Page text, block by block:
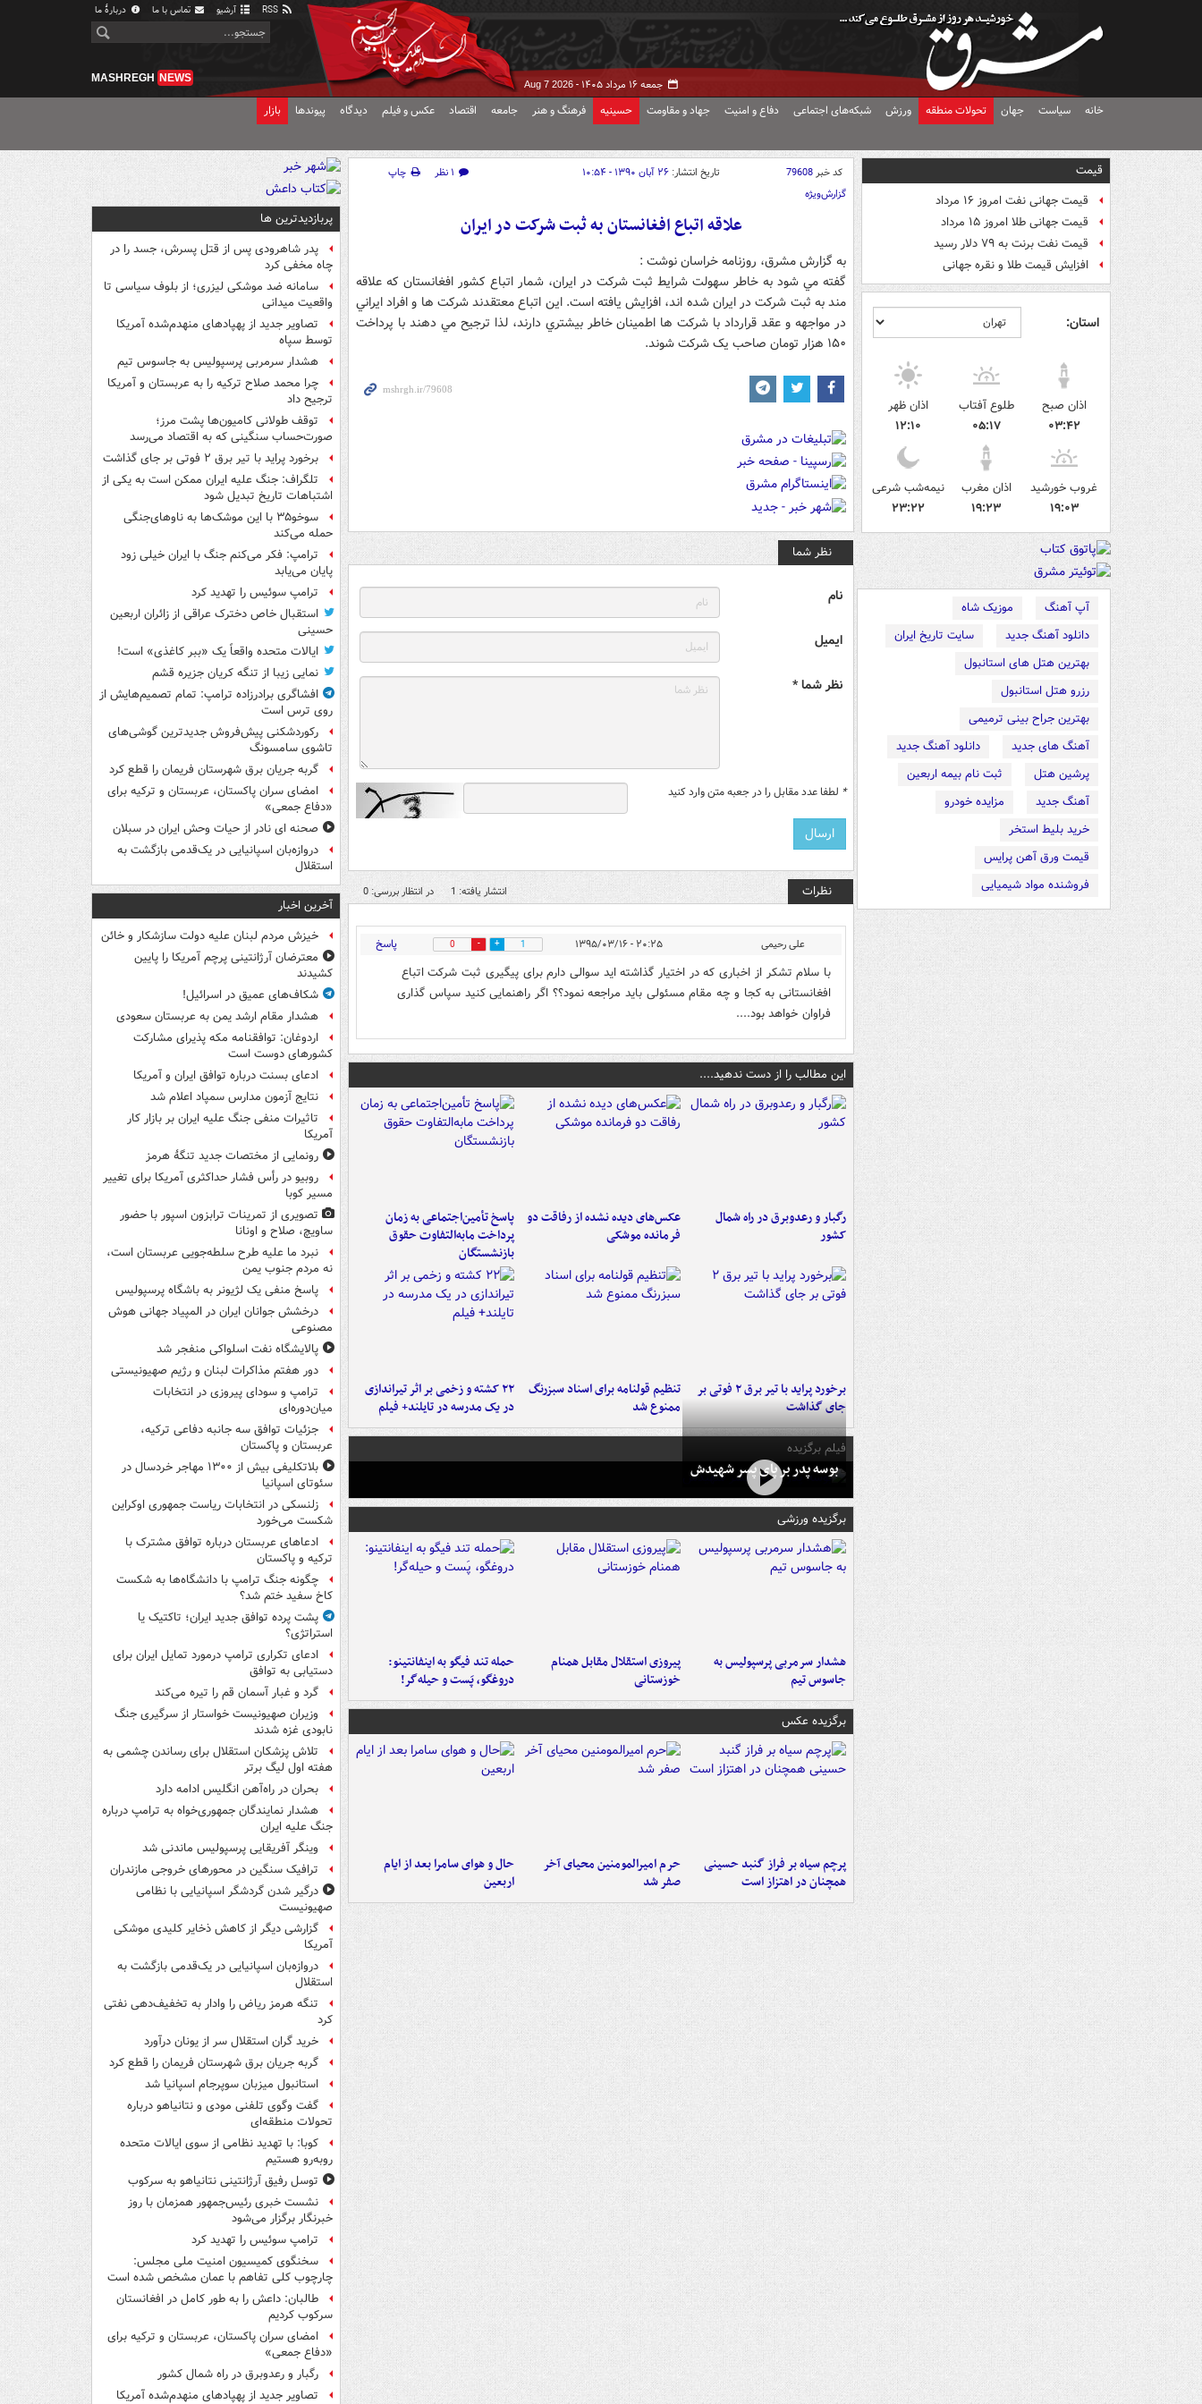
آرشیو تماس با ما دربارهٔ ما
جمعه ۱۶ مرداد ۱۴۰۵ - Aug 7 2026
MASHREGH NEWS
خانه سیاست جهان تحولات منطقه ورزش شبکه‌های اجتماعی دفاع و امنیت جهاد و مقاومت حسینیه فرهنگ و هنر جامعه اقتصاد عکس و فیلم دیدگاه پیوندها بازار
قیمت
قیمت جهانی نفت امروز ۱۶ مرداد
قیمت جهانی طلا امروز ۱۵ مرداد
قیمت نفت برنت به ۷۹ دلار رسید
افزایش قیمت طلا و نقره جهانی
استان:
اذان صبح
۰۳:۴۲
طلوع آفتاب
۰۵:۱۷
اذان ظهر
۱۲:۱۰
غروب خورشید
۱۹:۰۳
اذان مغرب
۱۹:۲۳
نیمه‌شب شرعی
۲۳:۲۲
آپ آهنگ
موزیک شاه
دانلود آهنگ جدید
سایت تاریخ ایران
بهترین هتل های استانبول
رزرو هتل استانبول
بهترین جراح بینی ترمیمی
آهنگ های جدید
دانلود آهنگ جدید
پرشین هتل
ثبت نام بیمه اربعین
آهنگ جدید
مزایده خودرو
خرید بلیط استخر
قیمت ورق آهن پرایس
فروشنده مواد شیمیایی
کد خبر79608 تاریخ انتشار: ۲۶ آبان ۱۳۹۰ - ۱۰:۵۴ ۱ نظر
چاپ
گزارش‌ویژه
علاقه اتباع افغانستان به ثبت شرکت در ايران
به گزارش مشرق، روزنامه خراسان نوشت :
گفته مي شود به خاطر سهولت شرايط ثبت شرکت در ايران، شمار اتباع کشور افغانستان که علاقه
مند به ثبت شرکت در ايران شده اند، افزايش يافته است. اين اتباع معتقدند شرکت ها و افراد ايراني
در مواجهه و عقد قرارداد با شرکت ها اطمينان خاطر بيشتري دارند، لذا ترجيح مي دهند با پرداخت
۱۵۰ هزار تومان صاحب يک شرکت شوند.
نظر شما
نام
ایمیل
نظر شما *
* لطفا عدد مقابل را در جعبه متن وارد کنید
نظرات انتشار یافته: 1 در انتظار بررسی: 0
علی رحیمی ۲۰:۲۵ - ۱۳۹۵/۰۳/۱۶ 1
0 پاسخ
با سلام تشکر از اخباری که در اختیار گذاشته اید سوالی دارم برای پیگیری ثبت شرکت اتباع
افغانستانی به کجا و چه مقام مسئولی باید مراجعه نمود؟؟ اگر راهنمایی کنید سپاس گذاری
فراوان خواهد بود....
این مطالب را از دست ندهید....
رگبار و رعدوبرق در راه شمال
کشور
عکس‌های دیده نشده از رفاقت دو
فرمانده‌ موشکی
پاسخ تأمین‌اجتماعی به زمان
پرداخت مابه‌التفاوت حقوق
بازنشستگان
برخورد پراید با تیر برق ۲ فوتی بر
جای گذاشت
تنظیم قولنامه برای اسناد سبزرنگ
ممنوع شد
۲۲ کشته و زخمی بر اثر تیراندازی
در یک مدرسه در تایلند+ فیلم
فیلم برگزیده
بوسه‌ پدر بر پای پسر شهیدش
برگزیده ورزشی
هشدار سرمربی پرسپولیس به
جاسوس تیم
پیروزی استقلال مقابل همنام
خوزستانی
حمله تند فیگو به اینفانتینو:
دروغگو، پَست‌ و حیله‌گر!
برگزیده عکس
پرچم سیاه بر فراز گنبد حسینی
همچنان در اهتزاز است
حرم امیرالمومنین محیای آخر
صفر شد
حال و هوای سامرا بعد از ایام
اربعین
پربازدیدترین ها
پدر شاهرودی پس از قتل پسرش، جسد را در
چاه مخفی کرد
سامانه ضد موشکی لیزری؛ از بلوف سیاسی تا
واقعیت میدانی
تصاویر جدید از پهپادهای منهدم‌شده آمریکا
توسط سپاه
هشدار سرمربی پرسپولیس به جاسوس تیم
چرا محمد صلاح ترکیه را به عربستان و آمریکا
ترجیح داد
توقف طولانی کامیون‌ها پشت مرز؛
صورت‌حساب سنگینی که به اقتصاد می‌رسد
برخورد پراید با تیر برق ۲ فوتی بر جای گذاشت
تلگراف: جنگ علیه ایران ممکن است به یکی از
اشتباهات تاریخ تبدیل شود
سوخو۳۵ با این موشک‌ها به ناوهای‌جنگی
حمله می‌کند
ترامپ: فکر می‌کنم جنگ با ایران خیلی زود
پایان می‌یابد
ترامپ سوئیس را تهدید کرد
استقبال خاص دخترک عراقی از زائران اربعین
حسینی
ایالات متحده واقعاً یک «ببر کاغذی» است!
نمایی زیبا از تنگه کریان جزیره قشم
افشاگری برادرزاده ترامپ: تمام تصمیم‌هایش از
روی ترس است
رکوردشکنی پیش‌فروش جدیدترین گوشی‌های
تاشوی سامسونگ
گربه جریان برق شهرستان فریمان را قطع کرد
امضای سران پاکستان، عربستان و ترکیه برای
«دفاع جمعی»
صحنه ای نادر از حیات وحش ایران در سبلان
دروازه‌بان اسپانیایی در یک‌قدمی بازگشت به
استقلال
آخرین اخبار
خیزش مردم لبنان علیه دولت سازشکار و خائن
معترضان آرژانتینی پرچم آمریکا را پایین
کشیدند
شکاف‌های عمیق در اسرائیل!
هشدار مقام ارشد یمن به عربستان سعودی
اردوغان: توافقنامه مکه پذیرای مشارکت
کشورهای دوست است
ادعای بسنت درباره توافق ایران و آمریکا
نتایج آزمون مدارس سمپاد اعلام شد
تاثیرات منفی جنگ علیه ایران بر بازار کار
آمریکا
رونمایی از مختصات جدید تنگۀ هرمز
روبیو در رأس فشار حداکثری آمریکا برای تغییر
مسیر کوبا
تصویری از تمرینات ترابزون اسپور با حضور
ساویچ، صلاح و اونانا
نبرد ما علیه طرح سلطه‌جویی عربستان است،
نه مردم جنوب یمن
پاسخ منفی یک لژیونر به باشگاه پرسپولیس
درخشش جوانان ایران در المپیاد جهانی هوش
مصنوعی
پالایشگاه نفت اسلواکی منفجر شد
دور هفتم مذاکرات لبنان و رژیم صهیونیستی
ترامپ و سودای پیروزی در انتخابات
میان‌دوره‌ای
جزئیات توافق سه جانبه دفاعی ترکیه،
عربستان و پاکستان
بلاتکلیفی بیش از ۱۳۰۰ مهاجر خردسال در
سئوتای اسپانیا
زلنسکی در انتخابات ریاست جمهوری اوکراین
شکست می‌خورد
ادعاهای عربستان درباره توافق مشترک با
ترکیه و پاکستان
چگونه جنگ ترامپ با دانشگاه‌ها به شکست
کاخ سفید ختم شد؟
پشت پرده توافق جدید ایران؛ تاکتیک یا
استراتژی؟
ادعای تکراری ترامپ درمورد تمایل ایران برای
دستیابی به توافق
گرد و غبار آسمان قم را تیره می‌کند
وزیران صهیونیست خواستار از سرگیری جنگ
نابودی غزه شدند
تلاش پزشکان استقلال برای رساندن چشمی به
هفته اول لیگ برتر
بحران در راه‌آهن انگلیس ادامه دارد
هشدار نمایندگان جمهوری‌خواه به ترامپ درباره
جنگ علیه ایران
وینگر آفریقایی پرسپولیس ماندنی شد
ترافیک سنگین در محورهای خروجی مازندران
درگیر شدن گردشگر اسپانیایی با نظامی
صهیونیست
گزارشی دیگر از کاهش ذخایر کلیدی موشکی
آمریکا
دروازه‌بان اسپانیایی در یک‌قدمی بازگشت به
استقلال
تنگه هرمز ریاض را وادار به تخفیف‌دهی نفتی
کرد
خرید گران استقلال سر از یونان درآورد
گربه جریان برق شهرستان فریمان را قطع کرد
استانبول میزبان سوپرجام اسپانیا شد
گفت وگوی تلفنی مودی و نتانیاهو درباره
تحولات منطقه‌ای
کوبا: با تهدید نظامی از سوی ایالات متحده
روبه‌رو هستیم
توسل رفیق آرژانتینی نتانیاهو به سرکوب
نشست خبری رئیس‌جمهور همزمان با روز
خبرنگار برگزار می‌شود
ترامپ سوئیس را تهدید کرد
سخنگوی کمیسیون امنیت ملی مجلس:
چارچوب کلی تفاهم با عمان مشخص شده است
طالبان: داعش را به طور کامل در افغانستان
سرکوب کردیم
امضای سران پاکستان، عربستان و ترکیه برای
«دفاع جمعی»
رگبار و رعدوبرق در راه شمال کشور
تصاویر جدید از پهپادهای منهدم‌شده آمریکا